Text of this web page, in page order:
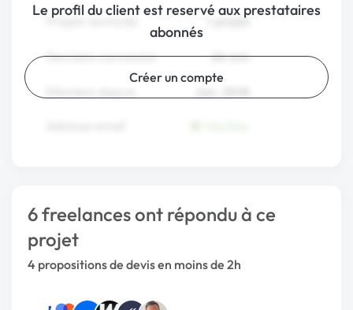
Le profil du client est reservé aux prestataires
abonnés
Créer un compte
6 freelances ont répondu à ce
projet
4 propositions de devis en moins de 2h